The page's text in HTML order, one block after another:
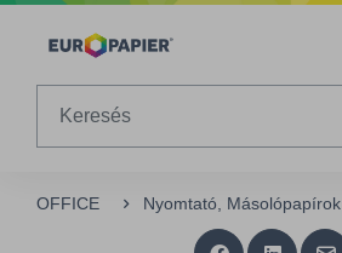
Table Of Content
OFFICE Nyomtató, Másolópapírok